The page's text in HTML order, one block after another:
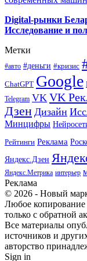
Digital-рынки
Исследование и
Метки
#авто #деньги #кризис
ChatGPT Google
Telegram VK VK
Дзен Дизайн
Минцифры
Рейтинги Реклама
Яндекс.Дзен
Яндекс.Метрика интерьер
Реклама
© 2026 - Новый
Любое копирование
только с обратной
Все материалы
источников и
авторство
Sign in